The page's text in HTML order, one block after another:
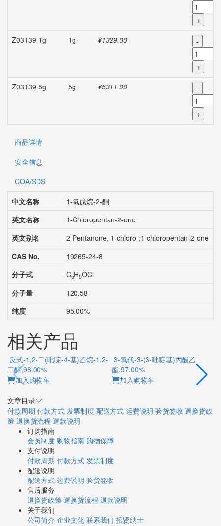
+
Z03139-1g
1g ¥1329.00 -
+
Z03139-5g
5g ¥5311.00 -
+
商品详情
安全信息
COA/SDS
中文名称
1-氯戊烷-2-酮
英文名称
1-Chloropentan-2-one
英文别名
2-Pentanone, 1-chloro-;1-chloropentan-2-one
CAS No.
19265-24-8
分子式
C5H9OCl
分子量
120.58
纯度
95.00%
相关产品
反式-1,2-二(吡啶-4-基)乙烷-1,2-
二醇,98.00%
加入购物车
3-氧代-3-(3-吡啶基)丙酸乙
酯,97.00%
加入购物车
文章目录
付款周期 付款方式 发票制度 配送方式 运费说明 验货签收 退换货政
策 退换货流程 退款说明
订购指南
会员制度 购物指南 购物保障
支付说明
付款周期 付款方式 发票制度
配送说明
配送方式 运费说明 验货签收
售后服务
退换货政策 退换货流程 退款说明
关于我们
公司简介 企业文化 联系我们 招贤纳士